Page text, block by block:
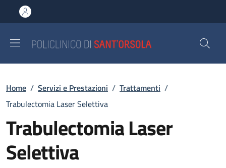
al contenuto principale
to footer content
Briciole di pane
Home / Servizi e Prestazioni / Trattamenti /
Trabulectomia Laser Selettiva
Trabulectomia Laser
Selettiva